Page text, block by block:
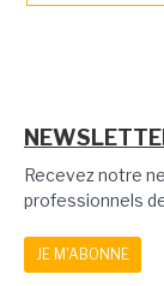
Recevez notre
professionnels
JE M'ABONNE